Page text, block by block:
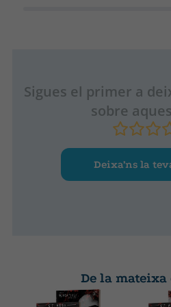
Sigues el primer a
sobre
Deixa’ns la
De la